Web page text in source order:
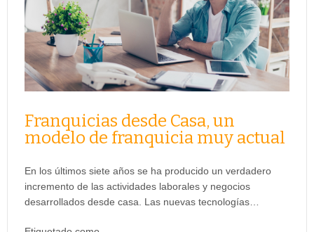
Franquicias desde Casa, un
modelo de franquicia muy actual
En los últimos siete años se ha producido un verdadero
incremento de las actividades laborales y negocios
desarrollados desde casa. Las nuevas tecnologías…